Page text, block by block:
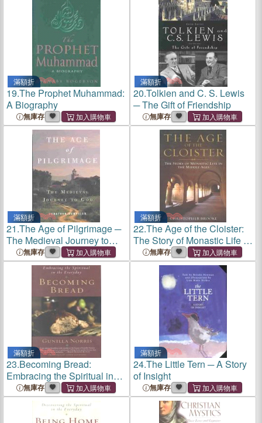
滿額折
19.The Prophet Muhammad:
A Biography
無庫存
滿額折
20.Tolkien and C. S. Lewis
─ The Gift of Friendship
無庫存
滿額折
21.The Age of Pilgrimage ─
The Medieval Journey to
God無庫存
滿額折
22.The Age of the Cloister:
The Story of Monastic Life in
the Middle Ages
無庫存
滿額折
23.Becoming Bread:
Embracing the Spiritual in
the Everyday
無庫存
滿額折
24.The Little Tern ─ A Story
of Insight
無庫存